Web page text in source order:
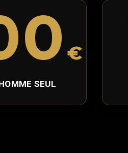
€
SEUL